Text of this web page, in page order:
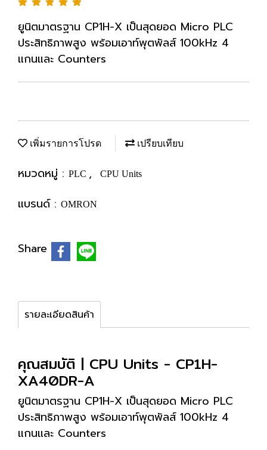
ยูนิตมาตรฐาน CP1H-X เป็นสุดยอด Micro PLC
ประสิทธิภาพสูง พร้อมเอาท์พุตพัลส์ 100kHz 4
แกนและ Counters
เพิ่มรายการโปรด เปรียบเทียบ
หมวดหมู่ : PLC , CPU Units
แบรนด์ : OMRON
Share
รายละเอียดสินค้า
คุณสมบัติ | CPU Units - CP1H-
XA40DR-A
ยูนิตมาตรฐาน CP1H-X เป็นสุดยอด Micro PLC
ประสิทธิภาพสูง พร้อมเอาท์พุตพัลส์ 100kHz 4
แกนและ Counters